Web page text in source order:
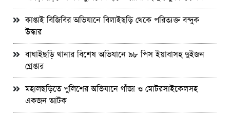
কাপ্তাই বিজিবির অভিযানে বিলাইছড়ি থেকে পরিত্যক্ত বন্দুক
উদ্ধার
বাঘাইছড়ি থানার বিশেষ অভিযানে ৯৮ পিস ইয়াবাসহ দুইজন
গ্রেপ্তার
মহালছড়িতে পুলিশের অভিযানে গাঁজা ও মোটরসাইকেলসহ
একজন আটক